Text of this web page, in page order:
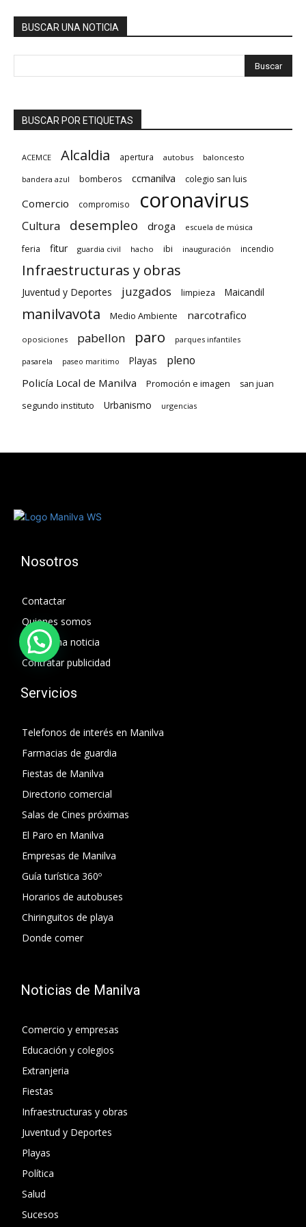
BUSCAR UNA NOTICIA
BUSCAR POR ETIQUETAS
ACEMCE Alcaldia apertura autobus baloncesto
bandera azul bomberos ccmanilva colegio san luis
Comercio compromiso coronavirus
Cultura desempleo droga escuela de música
feria fitur guardia civil hacho ibi inauguración incendio
Infraestructuras y obras
Juventud y Deportes juzgados limpieza Maicandil
manilvavota Medio Ambiente narcotrafico
oposiciones pabellon paro parques infantiles
pasarela paseo maritimo Playas pleno
Policía Local de Manilva Promoción e imagen san juan
segundo instituto Urbanismo urgencias
Nosotros
Contactar
Quienes somos
Enviar una noticia
Contratar publicidad
Servicios
Telefonos de interés en Manilva
Farmacias de guardia
Fiestas de Manilva
Directorio comercial
Salas de Cines próximas
El Paro en Manilva
Empresas de Manilva
Guía turística 360º
Horarios de autobuses
Chiringuitos de playa
Donde comer
Noticias de Manilva
Comercio y empresas
Educación y colegios
Extranjeria
Fiestas
Infraestructuras y obras
Juventud y Deportes
Playas
Política
Salud
Sucesos